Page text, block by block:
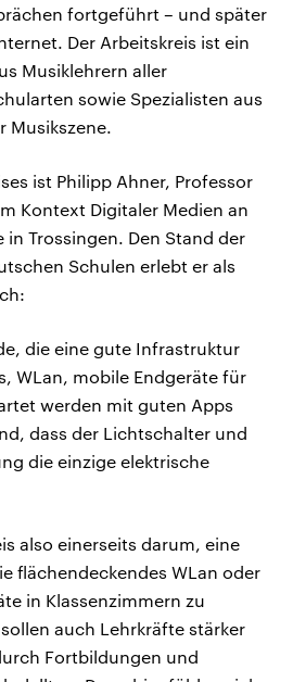
fortgeführt – und später
Der Arbeitskreis ist ein
Musiklehrern aller
sowie Spezialisten aus
Musikszene.
ist Philipp Ahner, Professor
Kontext Digitaler Medien an
Trossingen. Den Stand der
Schulen erlebt er als
die eine gute Infrastruktur
WLan, mobile Endgeräte für
werden mit guten Apps
dass der Lichtschalter und
die einzige elektrische
also einerseits darum, eine
flächendeckendes WLan oder
in Klassenzimmern zu
auch Lehrkräfte stärker
Fortbildungen und